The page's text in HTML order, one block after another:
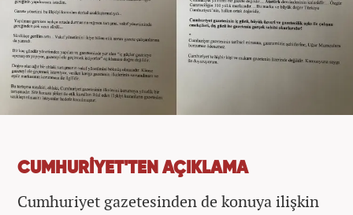
CUMHURİYET'TEN AÇIKLAMA
Cumhuriyet gazetesinden de konuya ilişkin